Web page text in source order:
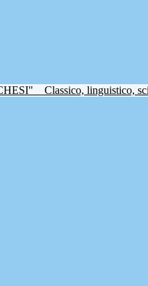
Classico, linguistico,